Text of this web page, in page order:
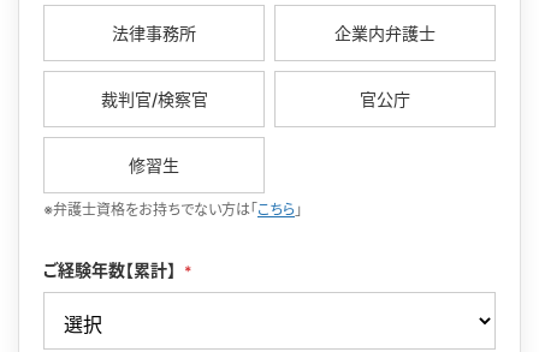
法律事務所 企業内弁護士
裁判官/検察官 官公庁
修習生
※弁護士資格をお持ちでない方は「 こちら 」
ご経験年数【累計】 *